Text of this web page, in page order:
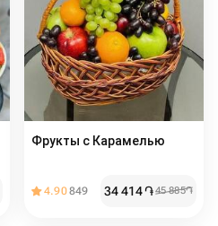
Фрукты с Карамелью
4.90849 34 414֏45 885֏